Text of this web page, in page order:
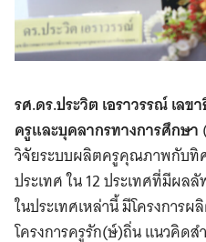
รศ.ดร.ประวิต เอราวรรณ์ เล
ครูและบุคลากรทางการศึกษา
วิจัยระบบผลิตครูคุณภาพกับทิ
ประเทศ ใน 12 ประเทศที่มีผล
ในประเทศเหล่านี้ มีโครงกา
โครงการครูรัก(ษ์)ถิ่น แนวคิ